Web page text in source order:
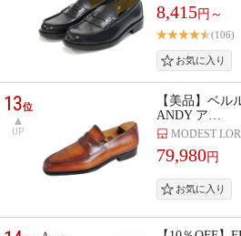
8,415円～
(106)
13位
UP
【美品】ベル
ANDY ア…
MODEST
79,980円